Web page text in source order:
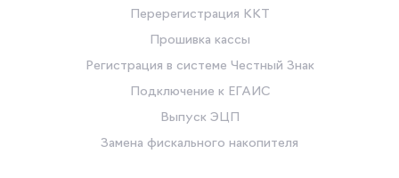
Перерегистрация ККТ
Прошивка кассы
Регистрация в системе Честный Знак
Подключение к ЕГАИС
Выпуск ЭЦП
Замена фискального накопителя